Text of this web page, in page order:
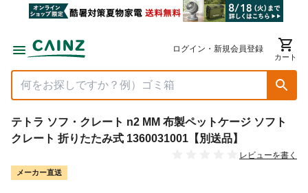
ログイン・新規会員登録
カート
テトラ ソフ・クレート n2 MM 布製ペットケージ ソフト
クレート 折りたたみ式 1360031001【別送品】
レビューを書く
メーカー直送